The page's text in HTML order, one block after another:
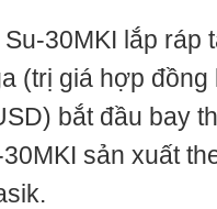
30MKI lắp ráp
(trị giá hợp
bắt đầu bay
sản xuất